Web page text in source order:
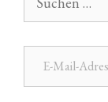
nach:
E-Mail-Adresse